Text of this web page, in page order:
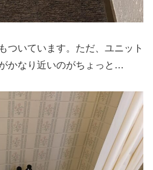
ついています。ただ、ユニット
かなり近いのがちょっと…